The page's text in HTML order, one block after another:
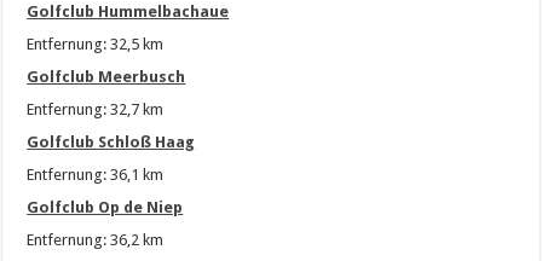
Golfclub Hummelbachaue
Entfernung: 32,5 km
Golfclub Meerbusch
Entfernung: 32,7 km
Golfclub Schloß Haag
Entfernung: 36,1 km
Golfclub Op de Niep
Entfernung: 36,2 km